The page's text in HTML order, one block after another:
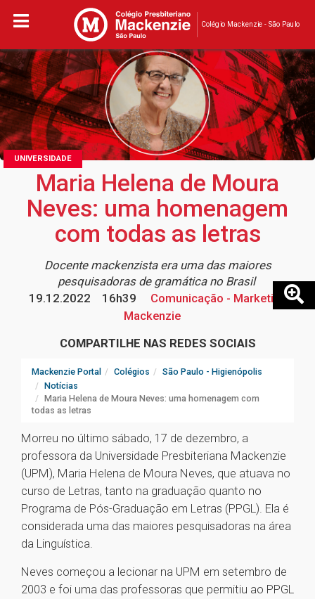
Colégio Mackenzie - São Paulo
UNIVERSIDADE
Maria Helena de Moura
Neves: uma homenagem
com todas as letras
Docente mackenzista era uma das maiores
pesquisadoras de gramática no Brasil
19.12.2022
16h39
Comunicação - Marketing
Mackenzie
COMPARTILHE NAS REDES SOCIAIS
Mackenzie Portal Colégios
São Paulo - Higienópolis
Notícias
Maria Helena de Moura Neves: uma homenagem com
todas as letras
Morreu no último sábado, 17 de dezembro, a
professora da Universidade Presbiteriana Mackenzie
(UPM), Maria Helena de Moura Neves, que atuava no
curso de Letras, tanto na graduação quanto no
Programa de Pós-Graduação em Letras (PPGL). Ela é
considerada uma das maiores pesquisadoras na área
da Linguística.
Neves começou a lecionar na UPM em setembro de
2003 e foi uma das professoras que permitiu ao PPGL